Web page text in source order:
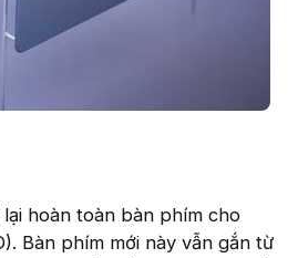
hoàn toàn bàn phím cho
Bàn phím mới này vẫn gắn từ